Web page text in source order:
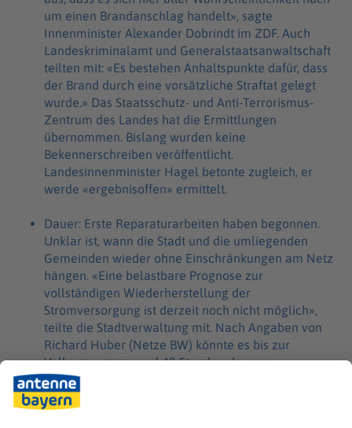
um einen Brandanschlag handelt», sagte
Innenminister Alexander Dobrindt im ZDF. Auch
Landeskriminalamt und Generalstaatsanwaltschaft
teilten mit: «Es bestehen Anhaltspunkte dafür, dass
der Brand durch eine vorsätzliche Straftat gelegt
wurde.» Das Staatsschutz- und Anti-Terrorismus-
Zentrum des Landes hat die Ermittlungen
übernommen. Bislang wurden keine
Bekennerschreiben veröffentlicht.
Landesinnenminister Hagel betonte zugleich, er
werde «ergebnisoffen» ermittelt.
Dauer: Erste Reparaturarbeiten haben begonnen.
Unklar ist, wann die Stadt und die umliegenden
Gemeinden wieder ohne Einschränkungen am Netz
hängen. «Eine belastbare Prognose zur
vollständigen Wiederherstellung der
Stromversorgung ist derzeit noch nicht möglich»,
teilte die Stadtverwaltung mit. Nach Angaben von
Richard Huber (Netze BW) könnte es bis zur
Vollversorgung rund 48 Stunden dauern.
Schaden: Bislang wird der Schaden nach dpa-
Informationen auf mehrere Millionen Euro